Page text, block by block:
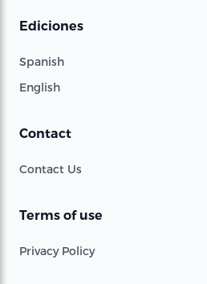
Ediciones
Spanish
English
Contact
Contact Us
Terms of use
Privacy Policy